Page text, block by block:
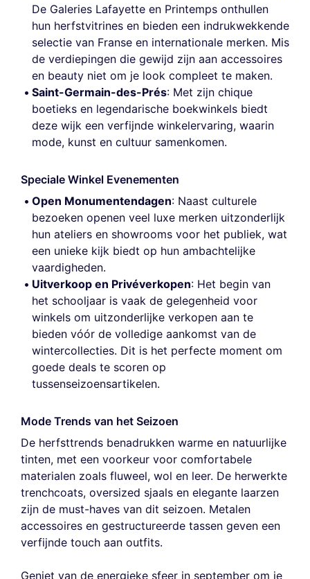
De Galeries Lafayette en Printemps onthullen
hun herfstvitrines en bieden een indrukwekkende
selectie van Franse en internationale merken. Mis
de verdiepingen die gewijd zijn aan accessoires
en beauty niet om je look compleet te maken.
Saint-Germain-des-Prés: Met zijn chique
boetieks en legendarische boekwinkels biedt
deze wijk een verfijnde winkelervaring, waarin
mode, kunst en cultuur samenkomen.
Speciale Winkel Evenementen
Open Monumentendagen: Naast culturele
bezoeken openen veel luxe merken uitzonderlijk
hun ateliers en showrooms voor het publiek, wat
een unieke kijk biedt op hun ambachtelijke
vaardigheden.
Uitverkoop en Privéverkopen: Het begin van
het schooljaar is vaak de gelegenheid voor
winkels om uitzonderlijke verkopen aan te
bieden vóór de volledige aankomst van de
wintercollecties. Dit is het perfecte moment om
goede deals te scoren op
tussenseizoensartikelen.
Mode Trends van het Seizoen
De herfsttrends benadrukken warme en natuurlijke
tinten, met een voorkeur voor comfortabele
materialen zoals fluweel, wol en leer. De herwerkte
trenchcoats, oversized sjaals en elegante laarzen
zijn de must-haves van dit seizoen. Metalen
accessoires en gestructureerde tassen geven een
verfijnde touch aan outfits.
Geniet van de energieke sfeer in september om je